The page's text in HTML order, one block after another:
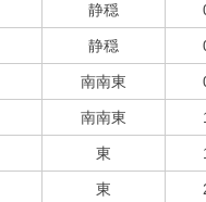
静穏
静穏
南南東
南南東
東
東